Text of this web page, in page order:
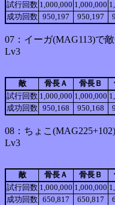
試行回数 1,000,000 1,000,000
成功回数 950,197 950,197
07：イーガ(MAG113)で
Lv3
敵
骨長Ａ 骨長Ｂ
試行回数 1,000,000 1,000,000
成功回数 950,168 950,168
08：ちょこ
Lv3
敵
骨長Ａ 骨長Ｂ
試行回数 1,000,000 1,000,000
成功回数 650,817 650,817